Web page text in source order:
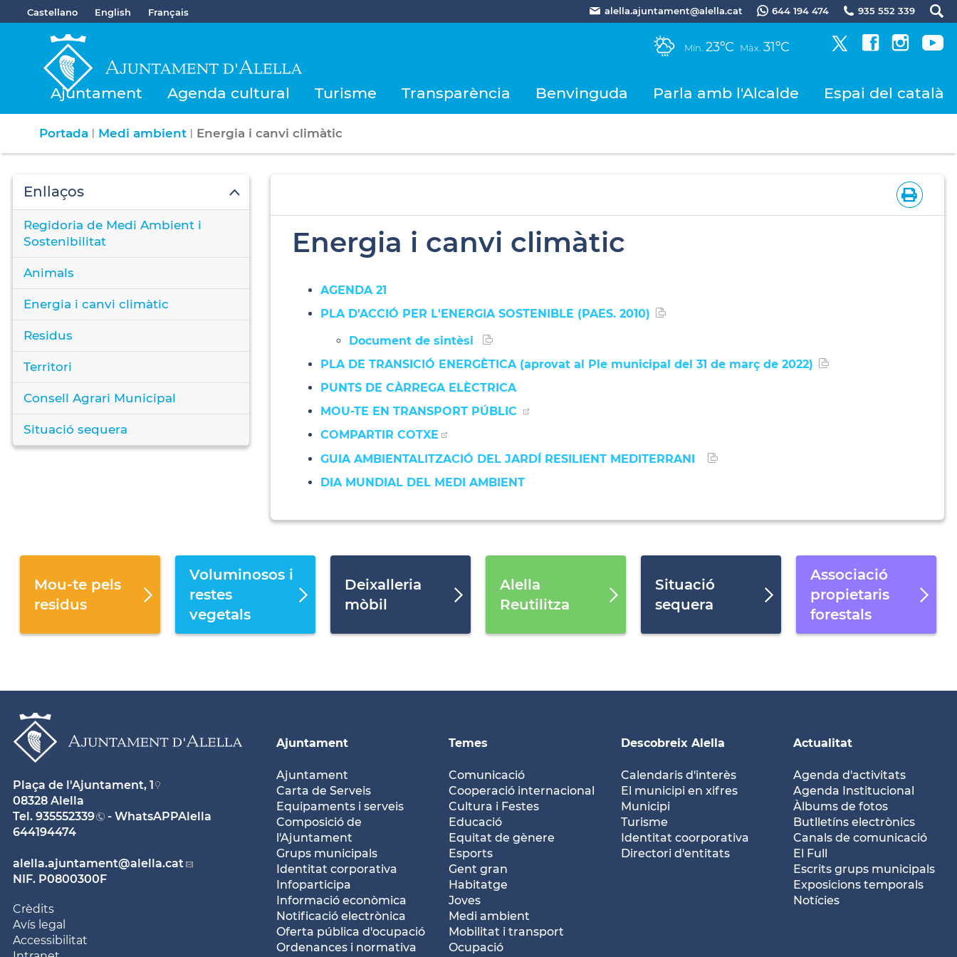
Castellano English Français alella.ajuntament@alella.cat 644 194 474 935 552 339
Mín. 23ºC Màx. 31ºC
Ajuntament Agenda cultural Turisme Transparència Benvinguda Parla amb l'Alcalde Espai del català
Portada | Medi ambient | Energia i canvi climàtic
Enllaços
Regidoria de Medi Ambient i
Sostenibilitat
Animals
Energia i canvi climàtic
Residus
Territori
Consell Agrari Municipal
Situació sequera
Energia i canvi climàtic
AGENDA 21
PLA D'ACCIÓ PER L'ENERGIA SOSTENIBLE (PAES. 2010)
Document de sintèsi
PLA DE TRANSICIÓ ENERGÈTICA (aprovat al Ple municipal del 31 de març de 2022)
PUNTS DE CÀRREGA ELÈCTRICA
MOU-TE EN TRANSPORT PÚBLIC
COMPARTIR COTXE
GUIA AMBIENTALITZACIÓ DEL JARDÍ RESILIENT MEDITERRANI
DIA MUNDIAL DEL MEDI AMBIENT
Mou-te pels
residus
Voluminosos i
restes
vegetals
Deixalleria
mòbil
Alella
Reutilitza
Situació
sequera
Associació
propietaris
forestals
Ajuntament
Ajuntament
Carta de Serveis
Equipaments i serveis
Composició de
l'Ajuntament
Grups municipals
Identitat corporativa
Infoparticipa
Informació econòmica
Notificació electrònica
Oferta pública d'ocupació
Ordenances i normativa
Temes
Comunicació
Cooperació internacional
Cultura i Festes
Educació
Equitat de gènere
Esports
Gent gran
Habitatge
Joves
Medi ambient
Mobilitat i transport
Ocupació
Descobreix Alella
Calendaris d'interès
El municipi en xifres
Municipi
Turisme
Identitat coorporativa
Directori d'entitats
Actualitat
Agenda d'activitats
Agenda Institucional
Àlbums de fotos
Butlletíns electrònics
Canals de comunicació
El Full
Escrits grups municipals
Exposicions temporals
Notícies
Plaça de l'Ajuntament, 1
08328 Alella
Tel. 935552339
- WhatsAPPAlella
644194474
alella.ajuntament@alella.cat
NIF. P0800300F
Crèdits
Avís legal
Accessibilitat